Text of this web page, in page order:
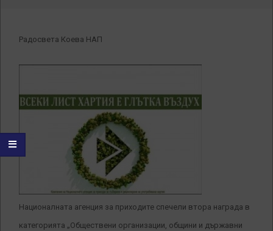
Радосвета Коева НАП
Националната агенция за приходите спечели втора награда в
категорията „Обществени организации, общини и държавни